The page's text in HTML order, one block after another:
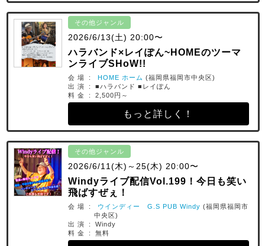
その他ジャンル
2026/6/13(土) 20:00〜
ハラバンド×レイぽん~HOMEのツーマ
ンライブSHoW!!
会 場 : HOME ホーム (福岡県福岡市中央区)
出 演 : ■ハラバンド ■レイぽん
料 金 : 2,500円～
もっと詳しく！
その他ジャンル
2026/6/11(木)～25(木) 20:00〜
Windyライブ配信Vol.199！今日も笑い
飛ばすぜぇ！
会 場 : ウインディー G.S PUB Windy (福岡県福岡市
中央区)
出 演 : Windy
料 金 : 無料